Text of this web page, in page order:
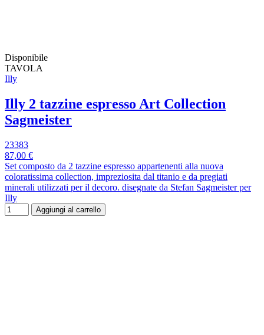
Disponibile
TAVOLA
Illy
Illy 2 tazzine espresso Art Collection
Sagmeister
23383
87,00 €
Set composto da 2 tazzine espresso appartenenti alla nuova
coloratissima collection, impreziosita dal titanio e da pregiati
minerali utilizzati per il decoro. disegnate da Stefan Sagmeister per
Illy
Aggiungi al carrello